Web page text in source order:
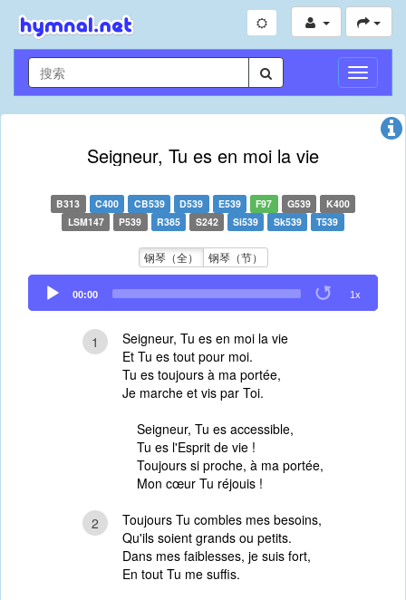
切
换
导
Seigneur, Tu es en moi la vie
B313 C400 CB539 D539 E539 F97 G539
K400
LSM147
P539 R385 S242 Si539 Sk539 T539
钢琴（全） 钢琴（节）
Audio
Player
00:00 1x
1
Seigneur, Tu es en moi la vie
Et Tu es tout pour moi.
Tu es toujours à ma portée,
Je marche et vis par Toi.
Seigneur, Tu es accessible,
Tu es l'Esprit de vie !
Toujours si proche, à ma portée,
Mon cœur Tu réjouis !
2
Toujours Tu combles mes besoins,
Qu'ils soient grands ou petits.
Dans mes faiblesses, je suis fort,
En tout Tu me suffis.